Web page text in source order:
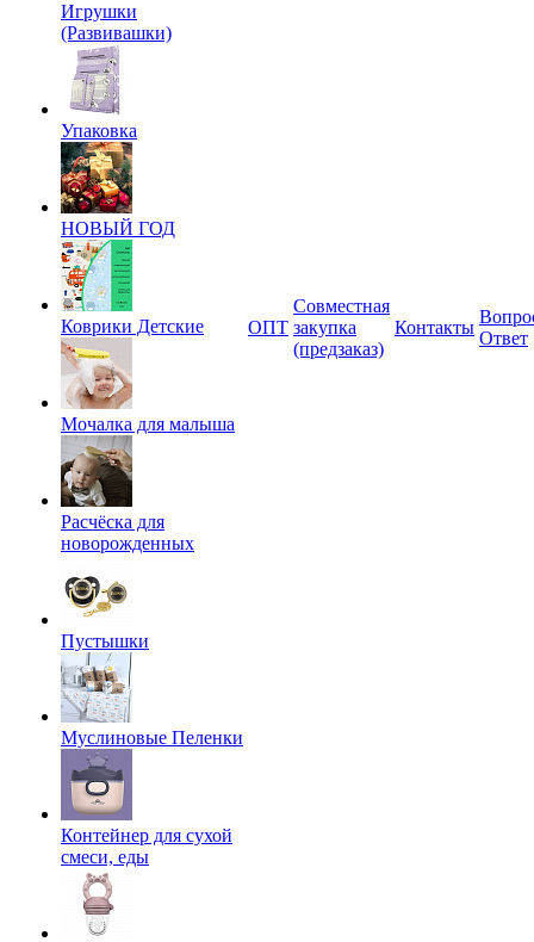
Игрушки
(Развивашки)
Упаковка
НОВЫЙ ГОД
Коврики Детские
Мочалка для малыша
Расчёска для
новорожденных
Пустышки
Муслиновые Пеленки
Контейнер для сухой
смеси, еды
ОПТ
Совместная
закупка
(предзаказ)
Контакты
Ответ